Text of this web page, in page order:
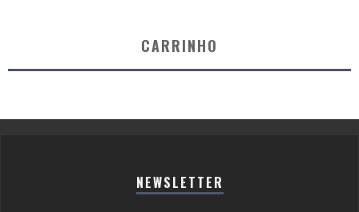
CARRINHO
NEWSLETTER